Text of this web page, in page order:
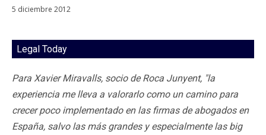
5 diciembre 2012
Legal Today
Para Xavier Miravalls, socio de Roca Junyent, "la
experiencia me lleva a valorarlo como un camino para
crecer poco implementado en las firmas de abogados en
España, salvo las más grandes y especialmente las big